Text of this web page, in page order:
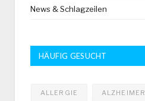
News & Schlagzeilen
HÄUFIG GESUCHT
ALLERGIE ALZHEIMER